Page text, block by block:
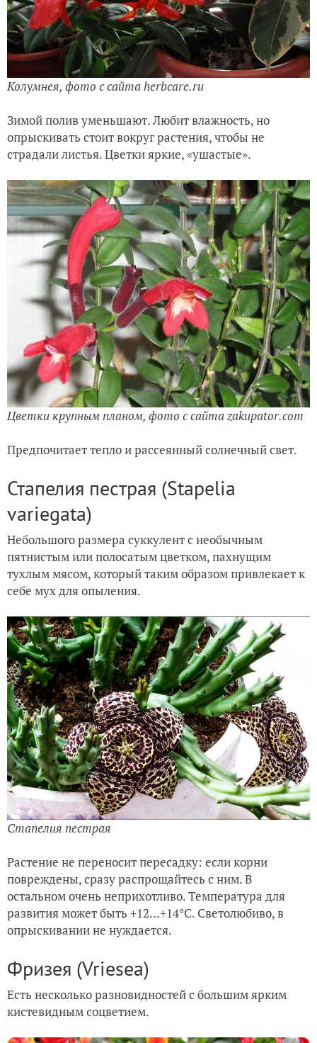
Колумнея, фото с сайта herbcare.ru
Зимой полив уменьшают. Любит влажность, но
опрыскивать стоит вокруг растения, чтобы не
страдали листья. Цветки яркие, «ушастые».
Цветки крупным планом, фото с сайта zakupator.com
Предпочитает тепло и рассеянный солнечный свет.
Стапелия пестрая (Stapelia
variegata)
Небольшого размера суккулент с необычным
пятнистым или полосатым цветком, пахнущим
тухлым мясом, который таким образом привлекает к
себе мух для опыления.
Стапелия пестрая
Растение не переносит пересадку: если корни
повреждены, сразу распрощайтесь с ним. В
остальном очень неприхотливо. Температура для
развития может быть +12...+14°C. Светолюбиво, в
опрыскивании не нуждается.
Фризея (Vriesea)
Есть несколько разновидностей с большим ярким
кистевидным соцветием.